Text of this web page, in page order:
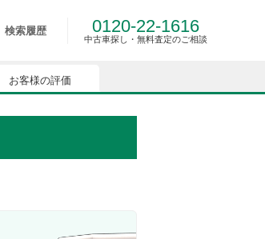
ません。
できるようになります。
検索履歴 0120-22-1616
中古車探し・無料査定のご相談
お客様の評価